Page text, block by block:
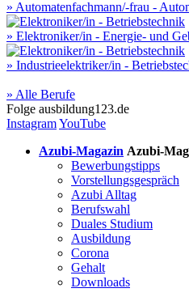
» Automatenfachmann/-frau -
» Elektroniker/in - Energie- und
» Industrieelektriker/in -
» Alle Berufe
Folge ausbildung123.de
InstagramYouTube
Azubi-Magazin Azubi-
Bewerbungstipps
Vorstellungsgespräch
Azubi Alltag
Berufswahl
Duales Studium
Ausbildung
Corona
Gehalt
Downloads